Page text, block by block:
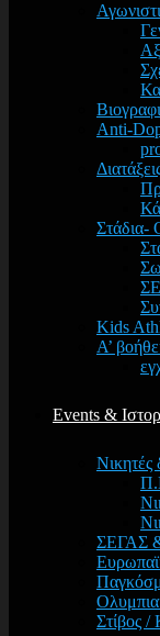
Anti-
Στάδια-
Kids
Α’
Events &
ΣΕΓΑΣ
Στίβος